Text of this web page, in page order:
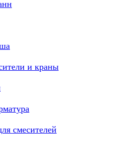
и краны
смесителей